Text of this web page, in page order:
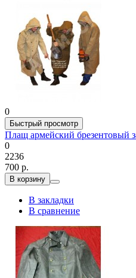
0
Быстрый просмотр
Плащ армейский брезентовый
0
2236
700 р.
В корзину
В закладки
В сравнение